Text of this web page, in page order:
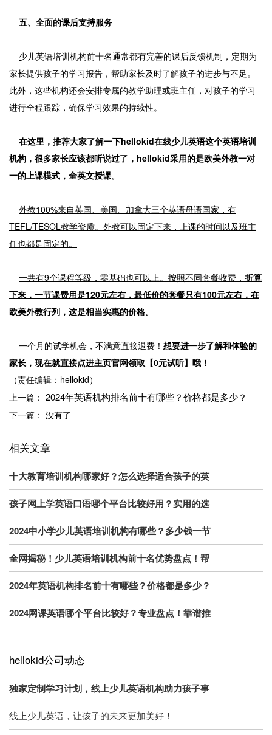
五、全面的课后支持服务
少儿英语培训机构前十名通常都有完善的课后反馈机制，定期为
家长提供孩子的学习报告，帮助家长及时了解孩子的进步与不足。
此外，这些机构还会安排专属的教学助理或班主任，对孩子的学习
进行全程跟踪，确保学习效果的持续性。
在这里，推荐大家了解一下hellokid在线少儿英语这个英语培训
机构，很多家长应该都听说过了，hellokid采用的是欧美外教一对
一的上课模式，全英文授课。
外教100%来自英国、美国、加拿大三个英语母语国家，有
TEFL/TESOL教学资质。外教可以固定下来，上课的时间以及班主
任也都是固定的。
一共有9个课程等级，零基础也可以上。按照不同套餐收费， 折算
下来，一节课费用是120元左右，最低价的套餐只有100元左右，在
欧美外教行列，这是相当实惠的价格。
一个月的试学机会，不满意直接退费！ 想要进一步了解和体验的
家长，现在就直接点进主页官网领取【0元试听】哦！
（责任编辑：hellokid）
上一篇： 2024年英语机构排名前十有哪些？价格都是多少？
下一篇： 没有了
相关文章
十大教育培训机构哪家好？怎么选择适合孩子的英
孩子网上学英语口语哪个平台比较好用？实用的选
2024中小学少儿英语培训机构有哪些？多少钱一节
全网揭秘！少儿英语培训机构前十名优势盘点！帮
2024年英语机构排名前十有哪些？价格都是多少？
2024网课英语哪个平台比较好？专业盘点！靠谱推
hellokid公司动态
独家定制学习计划，线上少儿英语机构助力孩子事
线上少儿英语，让孩子的未来更加美好！